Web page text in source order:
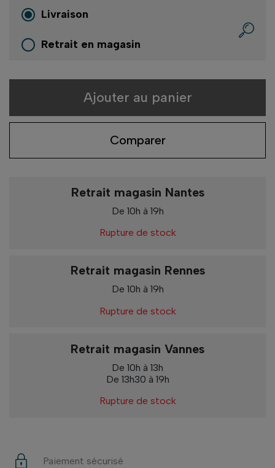
Livraison
Retrait en magasin
Ajouter au panier
Comparer
Retrait magasin Nantes
De 10h à 19h
Rupture de stock
Retrait magasin Rennes
De 10h à 19h
Rupture de stock
Retrait magasin Vannes
De 10h à 13h
De 13h30 à 19h
Rupture de stock
Paiement sécurisé